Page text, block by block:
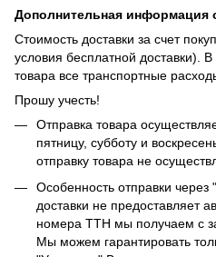
Дополнительная информация
Стоимость доставки за счет
условия бесплатной доставки).
товара все транспортные
Прошу учесть!
Отправка товара
пятницу, субботу и
отправку товара не
Особенность отправки через
доставки не предоставляет
номера ТТН мы получаем с
Мы можем гарантировать